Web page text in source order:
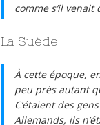
comme s’il venait
La Suède
À cette époque,
peu près autant
C’étaient des
Allemands, ils